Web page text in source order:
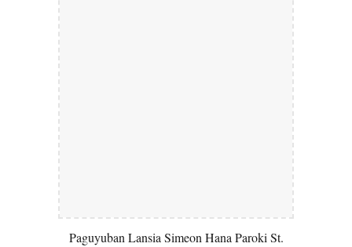
Paguyuban Lansia Simeon Hana Paroki St.